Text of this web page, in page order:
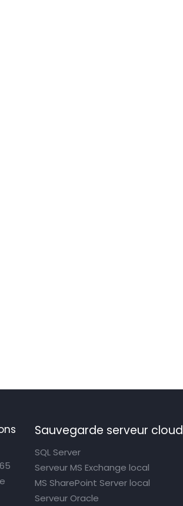
Sauvegarde serveur cloud
SQL Server
Serveur MS Exchange local
MS SharePoint Server local
Serveur Oracle